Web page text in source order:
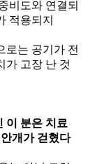
비도와 연결되
적용되지
로는 공기가 전
가 고장 난 것
이 분은 치료
개가 걷혔다